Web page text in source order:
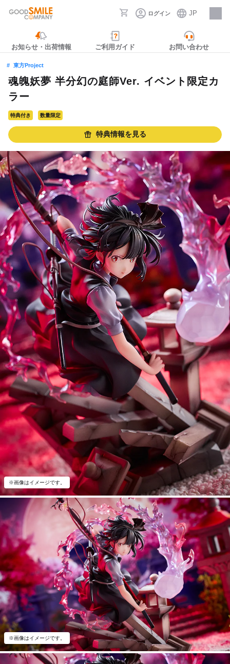
ログイン JP
採用情報
お知らせ・出荷情報 ご利用ガイド お問い合わせ
東方Project
魂魄妖夢 半分幻の庭師Ver. イベント限定カ
ラー
特典付き 数量限定
特典情報を見る
※画像はイメージです。
※画像はイメージです。